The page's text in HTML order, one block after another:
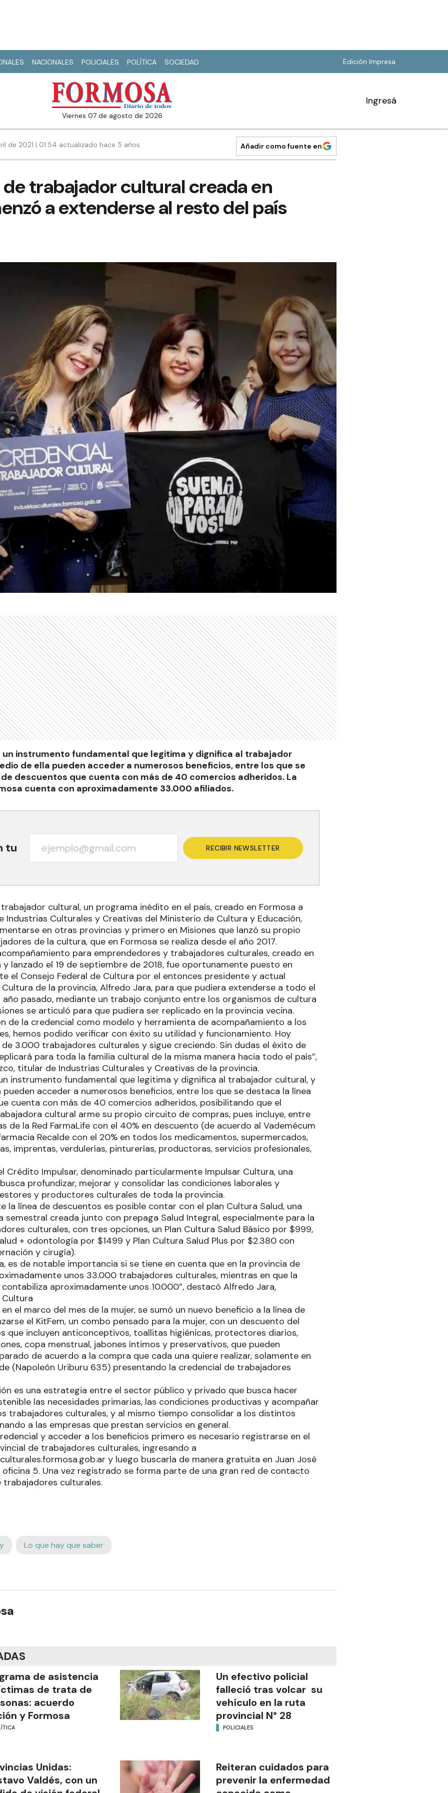
NACIONALES POLICIALES POLÍTICA SOCIEDAD Edición Impresa
viernes 07 de agosto de 2026
Ingresá
de 2021 | 01:54 actualizado hace 5 años Añadir como fuente en
trabajador cultural creada en
a extenderse al resto del país
un instrumento fundamental que legitima y dignifica al trabajador
de ella pueden acceder a numerosos beneficios, entre los que se
descuentos que cuenta con más de 40 comercios adheridos. La
cuenta con aproximadamente 33.000 afiliados.
tu RECIBIR NEWSLETTER
cultural, un programa inédito en el país, creado en Formosa a
Industrias Culturales y Creativas del Ministerio de Cultura y Educación,
en otras provincias y primero en Misiones que lanzó su propio
de la cultura, que en Formosa se realiza desde el año 2017.
para emprendedores y trabajadores culturales, creado en
lanzado el 19 de septiembre de 2018, fue oportunamente puesto en
el Consejo Federal de Cultura por el entonces presidente y actual
de la provincia, Alfredo Jara, para que pudiera extenderse a todo el
año pasado, mediante un trabajo conjunto entre los organismos de cultura
se articuló para que pudiera ser replicado en la provincia vecina.
de la credencial como modelo y herramienta de acompañamiento a los
hemos podido verificar con éxito su utilidad y funcionamiento. Hoy
3.000 trabajadores culturales y sigue creciendo. Sin dudas el éxito de
para toda la familia cultural de la misma manera hacia todo el país”,
titular de Industrias Culturales y Creativas de la provincia.
instrumento fundamental que legitima y dignifica al trabajador cultural, y
acceder a numerosos beneficios, entre los que se destaca la línea
cuenta con más de 40 comercios adheridos, posibilitando que el
cultural arme su propio circuito de compras, pues incluye, entre
de la Red FarmaLife con el 40% en descuento (de acuerdo al Vademécum
Recalde con el 20% en todos los medicamentos, supermercados,
imprentas, verdulerías, pinturerías, productoras, servicios profesionales,
Crédito Impulsar, denominado particularmente Impulsar Cultura, una
profundizar, mejorar y consolidar las condiciones laborales y
y productores culturales de toda la provincia.
la línea de descuentos es posible contar con el plan Cultura Salud, una
semestral creada junto con prepaga Salud Integral, especialmente para la
culturales, con tres opciones, un Plan Cultura Salud Básico por $999,
+ odontología por $1499 y Plan Cultura Salud Plus por $2.380 con
y cirugía).
es de notable importancia si se tiene en cuenta que en la provincia de
unos 33.000 trabajadores culturales, mientras en que la
aproximadamente unos 10.000”, destacó Alfredo Jara,
el marco del mes de la mujer, se sumó un nuevo beneficio a la línea de
el KitFem, un combo pensado para la mujer, con un descuento del
que incluyen anticonceptivos, toallitas higiénicas, protectores diarios,
copa menstrual, jabones íntimos y preservativos, que pueden
de acuerdo a la compra que cada una quiere realizar, solamente en
(Napoleón Uriburu 635) presentando la credencial de trabajadores
es una estrategia entre el sector público y privado que busca hacer
las necesidades primarias, las condiciones productivas y acompañar
trabajadores culturales, y al mismo tiempo consolidar a los distintos
a las empresas que prestan servicios en general.
y acceder a los beneficios primero es necesario registrarse en el
de trabajadores culturales, ingresando a
y luego buscarla de manera gratuita en Juan José
oficina 5. Una vez registrado se forma parte de una gran red de contacto
culturales.
Lo que hay que saber
de asistencia
de trata de
acuerdo
y Formosa
Un efectivo policial
falleció tras volcar su
vehículo en la ruta
provincial N° 28
POLICIALES
Unidas:
Valdés, con un
Reiteran cuidados para
prevenir la enfermedad